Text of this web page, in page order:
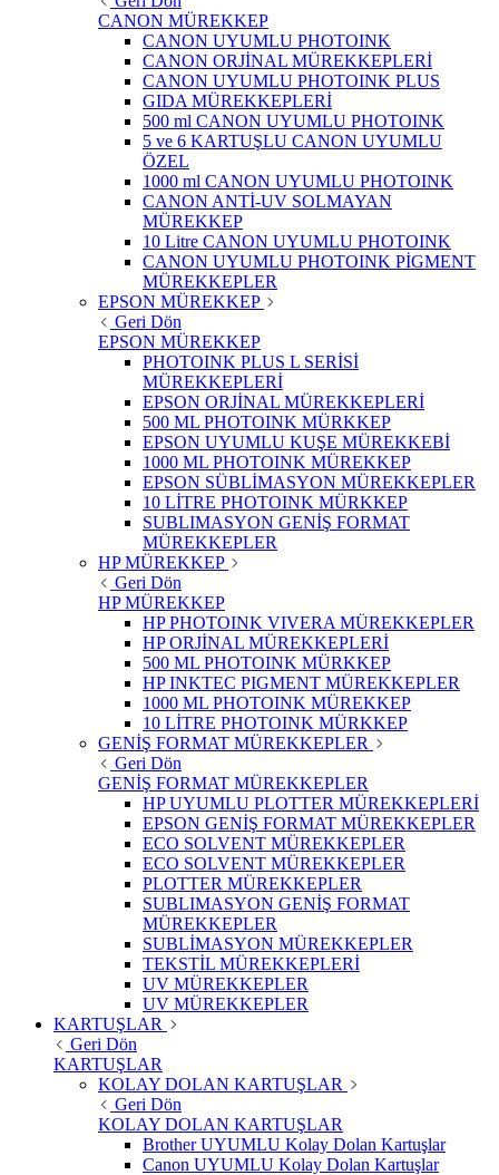
CANON MÜREKKEP
CANON UYUMLU PHOTOINK
CANON ORJİNAL MÜREKKEPLERİ
CANON UYUMLU PHOTOINK PLUS
GIDA MÜREKKEPLERİ
500 ml CANON UYUMLU PHOTOINK
5 ve 6 KARTUŞLU CANON UYUMLU
ÖZEL
1000 ml CANON UYUMLU PHOTOINK
CANON ANTİ-UV SOLMAYAN
MÜREKKEP
10 Litre CANON UYUMLU PHOTOINK
CANON UYUMLU PHOTOINK PİGMENT
MÜREKKEPLER
EPSON MÜREKKEP
Geri Dön
EPSON MÜREKKEP
PHOTOINK PLUS L SERİSİ
MÜREKKEPLERİ
EPSON ORJİNAL MÜREKKEPLERİ
500 ML PHOTOINK MÜRKKEP
EPSON UYUMLU KUŞE MÜREKKEBİ
1000 ML PHOTOINK MÜREKKEP
EPSON SÜBLİMASYON MÜREKKEPLER
10 LİTRE PHOTOINK MÜRKKEP
SUBLIMASYON GENİŞ FORMAT
MÜREKKEPLER
HP MÜREKKEP
Geri Dön
HP MÜREKKEP
HP PHOTOINK VIVERA MÜREKKEPLER
HP ORJİNAL MÜREKKEPLERİ
500 ML PHOTOINK MÜRKKEP
HP INKTEC PIGMENT MÜREKKEPLER
1000 ML PHOTOINK MÜREKKEP
10 LİTRE PHOTOINK MÜRKKEP
GENİŞ FORMAT MÜREKKEPLER
Geri Dön
GENİŞ FORMAT MÜREKKEPLER
HP UYUMLU PLOTTER MÜREKKEPLERİ
EPSON GENİŞ FORMAT MÜREKKEPLER
ECO SOLVENT MÜREKKEPLER
ECO SOLVENT MÜREKKEPLER
PLOTTER MÜREKKEPLER
SUBLIMASYON GENİŞ FORMAT
MÜREKKEPLER
SUBLİMASYON MÜREKKEPLER
TEKSTİL MÜREKKEPLERİ
UV MÜREKKEPLER
UV MÜREKKEPLER
KARTUŞLAR
Geri Dön
KARTUŞLAR
KOLAY DOLAN KARTUŞLAR
Geri Dön
KOLAY DOLAN KARTUŞLAR
Brother UYUMLU Kolay Dolan Kartuşlar
Canon UYUMLU Kolay Dolan Kartuşlar